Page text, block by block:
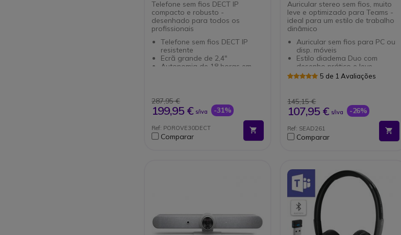
Telefone sem fios DECT IP
compacto e robusto -
desenhado para todos os
profissionais
Telefone sem fios DECT IP
resistente
Ecrã grande de 2,4"
Autonomia de 18 horas em
4 botões programáveis
Certificado IP65: resistente a
poeiras e salpicos de água
Indicador LED de 3 cores
Proteção antibacteriana
287,95 €
199,95 € s/iva -31%
Ref: POROVE30DECT
Comparar
Auricular stereo sem fios, muito
leve e optimizado para Teams -
ideal para um estilo de trabalho
dinâmico
Auricular sem fios para PC ou
disp. móveis
Estilo diadema Duo com
desenho prático e leve
Braço de microfone regulável
e Bluetooth (disp. móveis)
Autonomia até 23 h em
conversação
Optimizado para Microsoft
Teams
Compatível com todos os
5 de 1 Avaliações
145,15 €
107,95 € s/iva -26%
Ref: SEAD261
Comparar